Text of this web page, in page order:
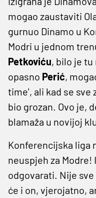
mogao zaustaviti
gurnuo Dinamo u
Modri u jednom
Petkoviću, bilo je
opasno Perić,
time', ali kad se sve
bio grozan. Ovo je,
blamaža u novijoj
Konferencijska liga
neuspjeh za Modre!
odgovarati. Nije
će i on, vjerojatno,